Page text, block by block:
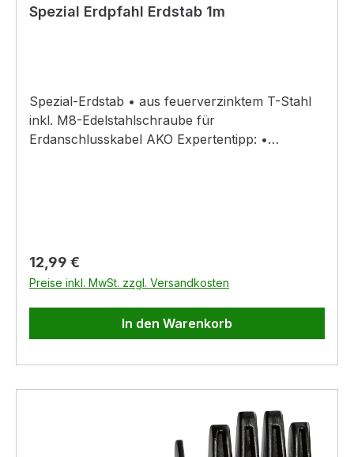
Spezial Erdpfahl Erdstab 1m
Spezial-Erdstab • aus feuerverzinktem T-Stahl
inkl. M8-Edelstahlschraube für
Erdanschlusskabel AKO Expertentipp: •
Regulärer Preis:
12,99 €
Preise inkl. MwSt. zzgl. Versandkosten
In den Warenkorb